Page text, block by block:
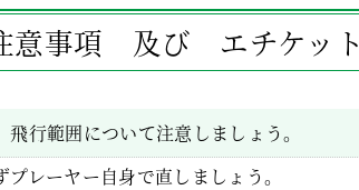
意事項 及び エチケット
行範囲について注意しましょう。
レーヤー自身で直しましょう。